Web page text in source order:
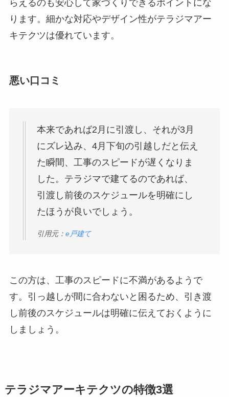
らえるのも安心して家づくりできるポイントにな
ります。細かな対応やデザイン性がテラジマアー
キテクツは優れています。
悪い口コミ
本来であれば2月に引渡し、それが3月
にズレ込み、4月下旬の引越しだと伝え
た瞬間、工事のスピードが遅くなりま
した。テラジマで建てるのであれば、
引渡し前後のスケジュールを明確にし
たほうが良いでしょう。
引用元： e戸建て
この方は、工事のスピードに不満があるようで
す。引っ越しが間に合わないと困るため、引き渡
し前後のスケジュールは明確に伝えておくように
しましょう。
テラジマアーキテクツの特徴3選